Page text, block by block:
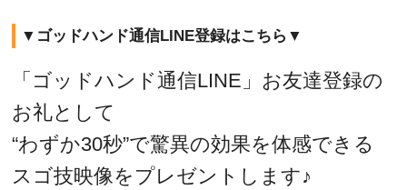
▼ゴッドハンド通信LINE登録はこちら▼
「ゴッドハンド通信LINE」お友達登録の
お礼として
“わずか30秒”で驚異の効果を体感できる
スゴ技映像をプレゼントします♪